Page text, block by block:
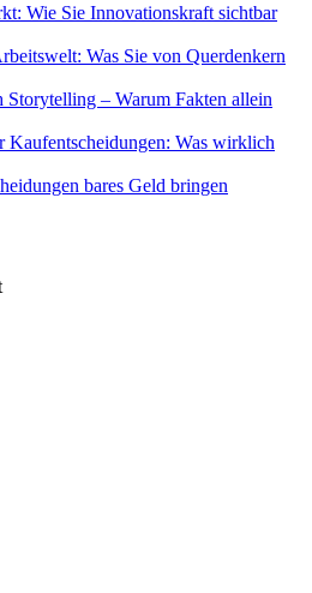
Wie Sie Innovationskraft sichtbar
Was Sie von Querdenkern
– Warum Fakten allein
Kaufentscheidungen: Was wirklich
bares Geld bringen